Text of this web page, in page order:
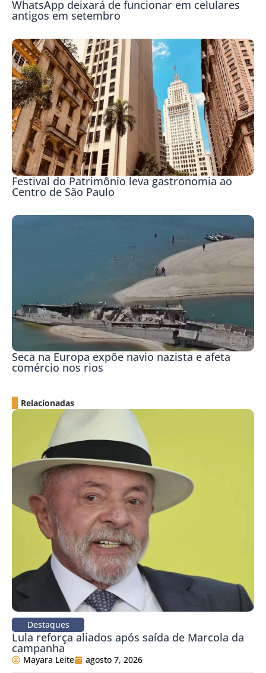
WhatsApp deixará de funcionar em celulares
antigos em setembro
Festival do Patrimônio leva gastronomia ao
Centro de São Paulo
Seca na Europa expõe navio nazista e afeta
comércio nos rios
Relacionadas
Destaques
Lula reforça aliados após saída de Marcola da
campanha
Mayara Leite agosto 7, 2026